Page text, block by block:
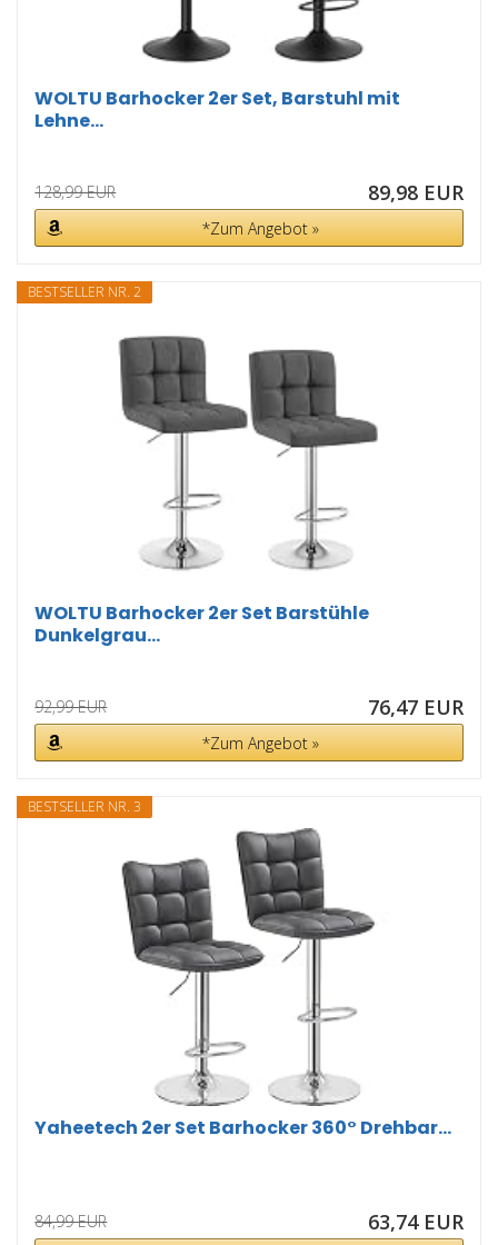
WOLTU Barhocker 2er Set, Barstuhl mit
Lehne...
128,99 EUR 89,98 EUR
*Zum Angebot »
BESTSELLER NR. 2
WOLTU Barhocker 2er Set Barstühle
Dunkelgrau...
92,99 EUR 76,47 EUR
*Zum Angebot »
BESTSELLER NR. 3
Yaheetech 2er Set Barhocker 360° Drehbar...
84,99 EUR 63,74 EUR